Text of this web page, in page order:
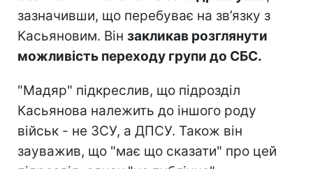
зазначивши, що перебуває на зв’язку з
Касьяновим. Він закликав розглянути
можливість переходу групи до СБС.
"Мадяр" підкреслив, що підрозділ
Касьянова належить до іншого роду
військ - не ЗСУ, а ДПСУ. Також він
зауважив, що "має що сказати" про цей